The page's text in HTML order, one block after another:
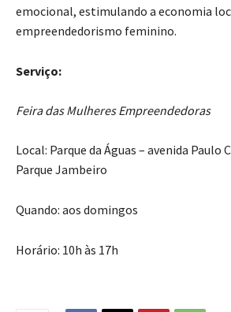
emocional, estimulando a economia
empreendedorismo feminino.
Serviço:
Feira das Mulheres Empreendedoras
Local: Parque da Águas – avenida Paulo
Parque Jambeiro
Quando: aos domingos
Horário: 10h às 17h